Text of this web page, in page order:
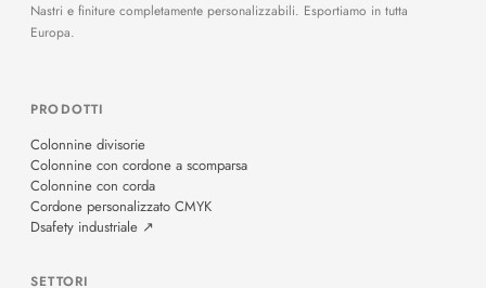
Nastri e finiture completamente personalizzabili. Esportiamo in tutta
Europa.
PRODOTTI
Colonnine divisorie
Colonnine con cordone a scomparsa
Colonnine con corda
Cordone personalizzato CMYK
Dsafety industriale ↗
SETTORI